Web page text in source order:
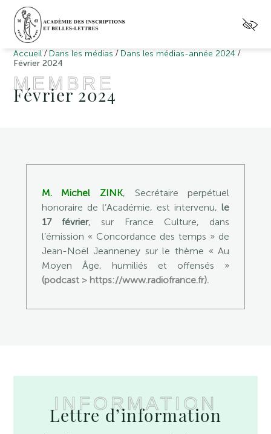
Accueil / Dans les médias / Dans les médias-année 2024 /
Février 2024
MEMBRE
Février 2024
M. Michel ZINK, Secrétaire perpétuel
honoraire de l’Académie, est intervenu,le
17 février, sur France Culture, dans
l’émission « Concordance des temps » de
Jean-Noël Jeanneney sur le thème « Au
Moyen Âge, humiliés et offensés »
(podcast > https://www.radiofrance.fr).
INFORMATION
Lettre d’information